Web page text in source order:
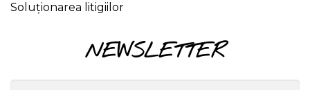
Soluționarea litigiilor
NEWSLETTER